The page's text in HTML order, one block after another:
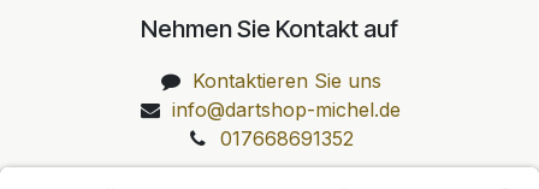
Nehmen Sie Kontakt auf
Kontaktieren Sie uns
info@dartshop-michel.de
017668691352